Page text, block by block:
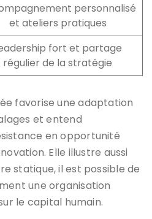
personnalisé
et ateliers pratiques
fort et partage
régulier de la stratégie
favorise une adaptation
et entend
en opportunité
Elle illustre aussi
statique, il est possible de
une organisation
le capital humain.